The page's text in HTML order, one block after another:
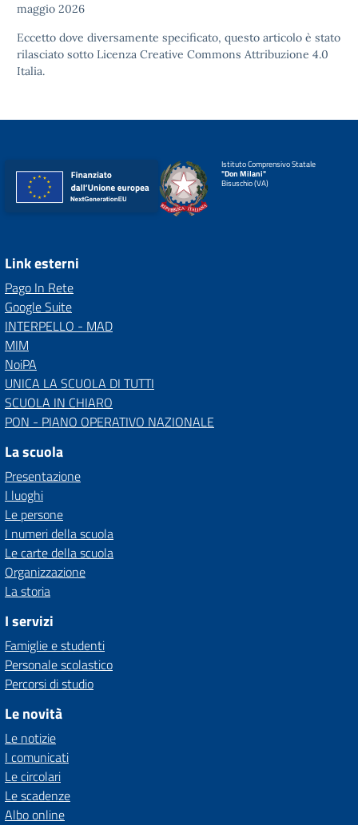
maggio 2026
Eccetto dove diversamente specificato, questo articolo è stato
rilasciato sotto Licenza Creative Commons Attribuzione 4.0
Italia.
Istituto Comprensivo Statale
"Don Milani"
Bisuschio (VA)
Link esterni
Pago In Rete
Google Suite
INTERPELLO - MAD
MIM
NoiPA
UNICA LA SCUOLA DI TUTTI
SCUOLA IN CHIARO
PON - PIANO OPERATIVO NAZIONALE
La scuola
Presentazione
I luoghi
Le persone
I numeri della scuola
Le carte della scuola
Organizzazione
La storia
I servizi
Famiglie e studenti
Personale scolastico
Percorsi di studio
Le novità
Le notizie
I comunicati
Le circolari
Le scadenze
Albo online